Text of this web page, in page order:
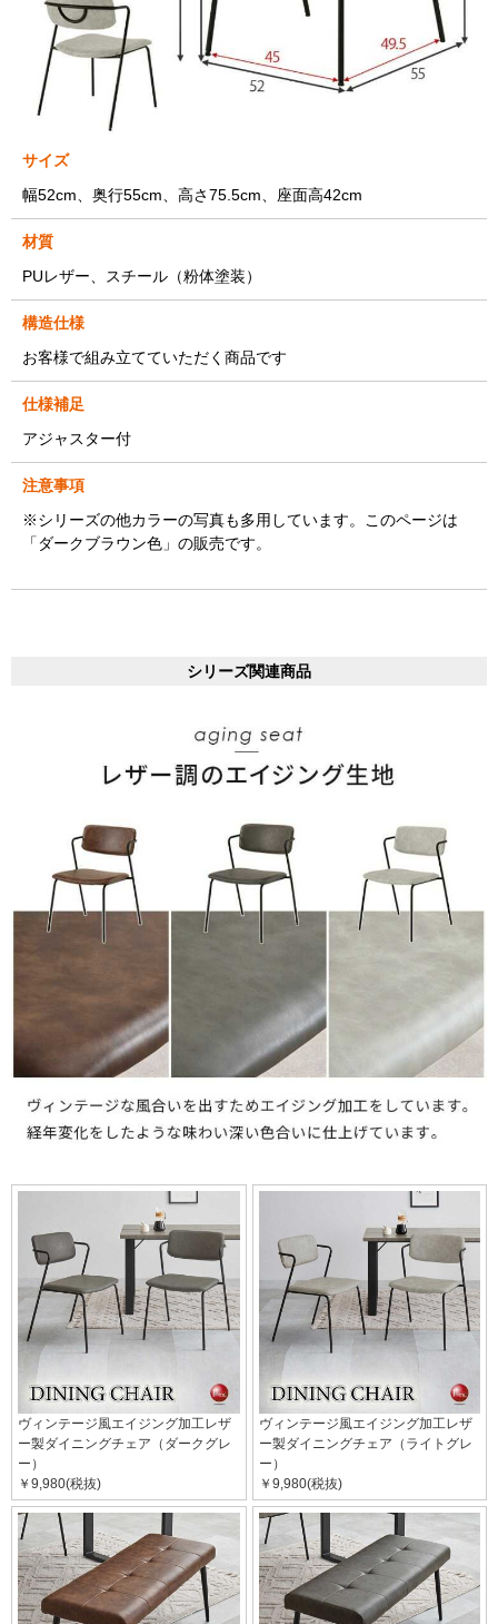
サイズ
幅52cm、奥行55cm、高さ75.5cm、座面高42cm
材質
PUレザー、スチール（粉体塗装）
構造仕様
お客様で組み立てていただく商品です
仕様補足
アジャスター付
注意事項
※シリーズの他カラーの写真も多用しています。このページは
「ダークブラウン色」の販売です。
シリーズ関連商品
ヴィンテージ風エイジング加工レザ
ー製ダイニングチェア（ダークグレ
ー）
￥9,980(税抜)
ヴィンテージ風エイジング加工レザ
ー製ダイニングチェア（ライトグレ
ー）
￥9,980(税抜)